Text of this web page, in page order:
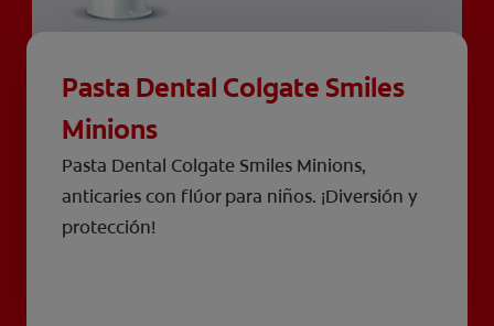
Pasta Dental Colgate Smiles
Minions
Pasta Dental Colgate Smiles Minions,
anticaries con flúor para niños. ¡Diversión y
protección!